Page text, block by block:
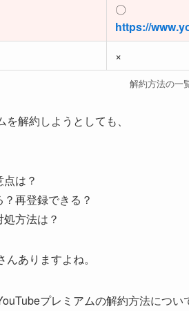
〇
https://
×
解約方法の一
解約しようとしても、
は？
再登録できる？
方法は？
ありますよね。
プレミアムの解約方法につい